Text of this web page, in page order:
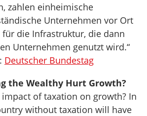
zahlen einheimische
Unternehmen vor Ort
für die Infrastruktur, die dann
Unternehmen genutzt wird.“
Deutscher Bundestag
the Wealthy Hurt Growth?
of taxation on growth? In
without taxation will have